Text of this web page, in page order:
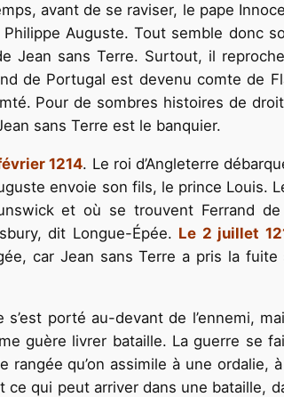
avant de se raviser, le pape
Auguste. Tout semble donc
Jean sans Terre. Surtout, il
de Portugal est devenu comte de
Pour de sombres histoires de
sans Terre est le banquier.
1214. Le roi d’Angleterre
envoie son fils, le prince Louis.
et où se trouvent Ferrand
dit Longue-Épée. Le 2 juillet
car Jean sans Terre a pris la
s’est porté au-devant de l’ennemi,
guère livrer bataille. La guerre se
rangée qu’on assimile à une
qui peut arriver dans une bataille,